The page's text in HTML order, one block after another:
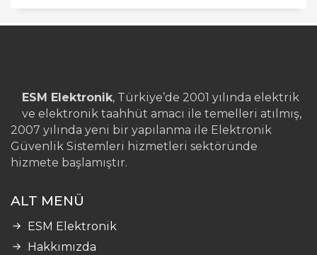
ESM Elektronik, Türkiye’de 2001 yılında elektrik
ve elektronik taahhüt amacı ile temelleri atılmış,
2007 yılında yeni bir yapılanma ile Elektronik
Güvenlik Sistemleri hizmetleri sektöründe
hizmete başlamıştır.
ALT MENÜ
ESM Elektronik
Hakkımızda